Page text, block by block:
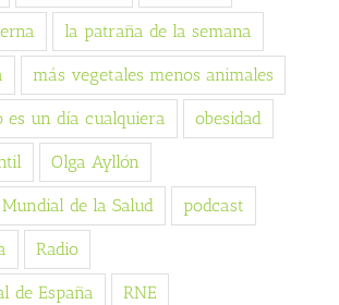
la patraña de la semana
más vegetales menos animales
es un día cualquiera obesidad
Olga Ayllón
de la Salud podcast
Radio
de España RNE